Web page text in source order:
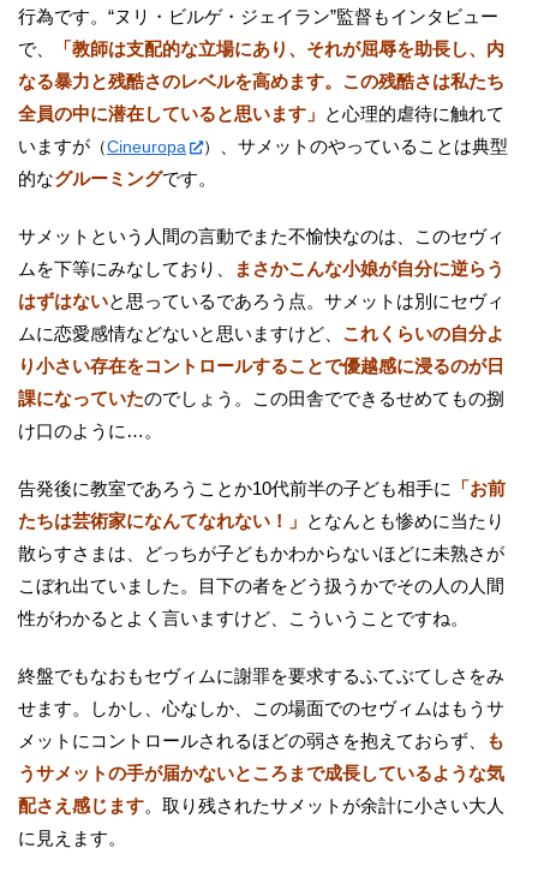
行為です。“ヌリ・ビルゲ・ジェイラン”監督もインタビュー
で、
「教師は支配的な立場にあり、それが屈辱を助長し、内
なる暴力と残酷さのレベルを高めます。この残酷さは私たち
全員の中に潜在していると思います」 と心理的虐待に触れて
いますが （Cineuropa ）
、サメットのやっていることは典型
的なグルーミングです。
サメットという人間の言動でまた不愉快なのは、このセヴィ
ムを下等にみなしており、
まさかこんな小娘が自分に逆らう
はずはないと思っているであろう点。サメットは別にセヴィ
ムに恋愛感情などないと思いますけど、 これくらいの自分よ
り小さい存在をコントロールすることで優越感に浸るのが日
課になっていたのでしょう。この田舎でできるせめてもの捌
け口のように…。
告発後に教室であろうことか10代前半の子ども相手に
「お前
たちは芸術家になんてなれない！」 となんとも惨めに当たり
散らすさまは、どっちが子どもかわからないほどに未熟さが
こぼれ出ていました。目下の者をどう扱うかでその人の人間
性がわかるとよく言いますけど、こういうことですね。
終盤でもなおもセヴィムに謝罪を要求するふてぶてしさをみ
せます。しかし、心なしか、この場面でのセヴィムはもうサ
メットにコントロールされるほどの弱さを抱えておらず、
も
うサメットの手が届かないところまで成長しているような気
配さえ感じます。取り残されたサメットが余計に小さい大人
に見えます。